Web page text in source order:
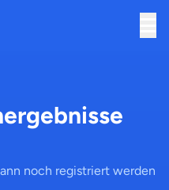
noch registriert werden